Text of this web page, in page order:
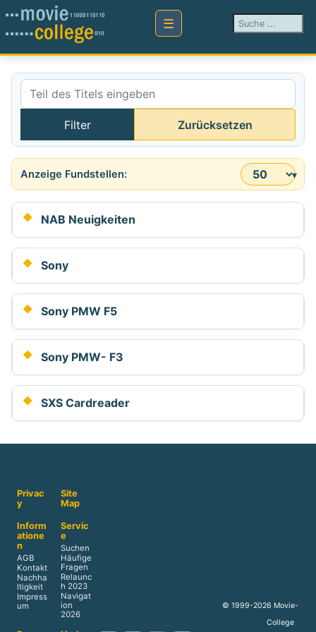
Suchen ...
Teil des Titels eingeben
Filter Zurücksetzen
Anzeige #
NAB Neuigkeiten
Sony
Sony PMW F5
Sony PMW- F3
SXS Cardreader
Privac
y
Site
Map
Inform
atione
n
AGB
Kontakt
Nachha
ltigkeit
Impress
um
Servic
e
Suchen
Häufige
Fragen
Relaunc
h 2023
Navigat
ion
2026
© 1999-2026 Movie-
College